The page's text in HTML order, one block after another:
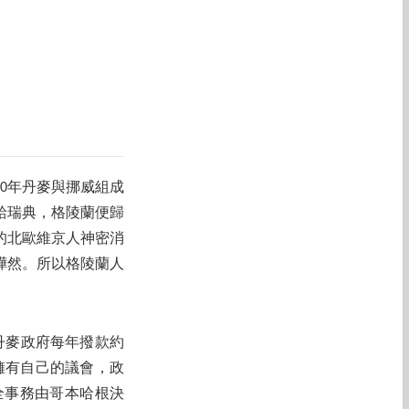
年丹麥與挪威組成
瑞典，格陵蘭便歸
北歐維京人神密消
然。所以格陵蘭人
麥政府每年撥款約
有自己的議會，政
務由哥本哈根決